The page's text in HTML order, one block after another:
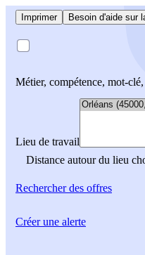
Imprimer Besoin d'aide sur
Métier, compétence, mot-
Lieu de travail
Distance autour du lieu
Rechercherdes offres
Créer une alerte